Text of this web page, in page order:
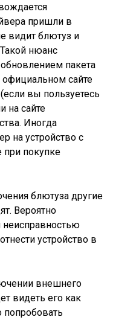
пришли в
видит блютуз и
Такой нюанс
обновлением пакета
сайте
вы пользуетесь
на сайте
Иногда
на устройство с
при покупке
блютуза другие
Вероятно
неисправностью
устройство в
внешнего
видеть его как
попробовать